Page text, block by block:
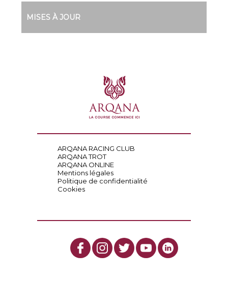
MISES À JOUR
ARQANA RACING CLUB
ARQANA TROT
ARQANA ONLINE
Mentions légales
Politique de confidentialité
Cookies